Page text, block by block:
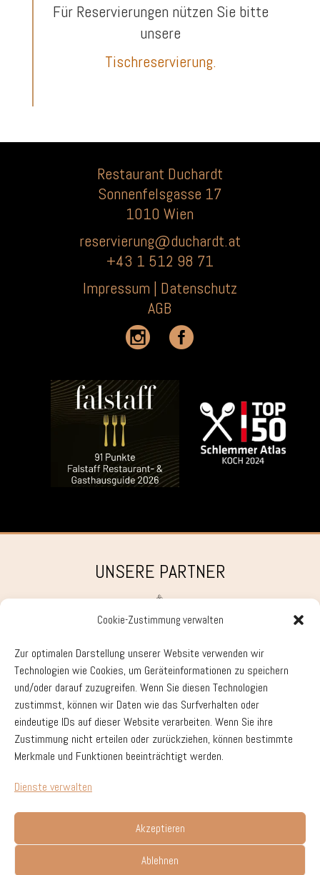
Cookie-Zustimmung verwalten
Zur optimalen Darstellung unserer Website verwenden wir
Technologien wie Cookies, um Geräteinformationen zu speichern
und/oder darauf zuzugreifen. Wenn Sie diesen Technologien
zustimmst, können wir Daten wie das Surfverhalten oder
eindeutige IDs auf dieser Website verarbeiten. Wenn Sie ihre
Zustimmung nicht erteilen oder zurückziehen, können bestimmte
Merkmale und Funktionen beeinträchtigt werden.
Dienste verwalten
Akzeptieren
Ablehnen
Für Reservierungen nützen Sie bitte
unsere
Tischreservierung.
Restaurant Duchardt
Sonnenfelsgasse 17
1010 Wien
reservierung@duchardt.at
+43 1 512 98 71
Impressum | Datenschutz
AGB
 
UNSERE PARTNER